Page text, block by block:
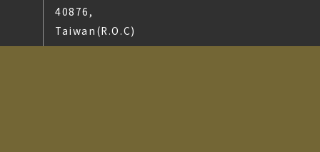
40876,
Taiwan(R.O.C)